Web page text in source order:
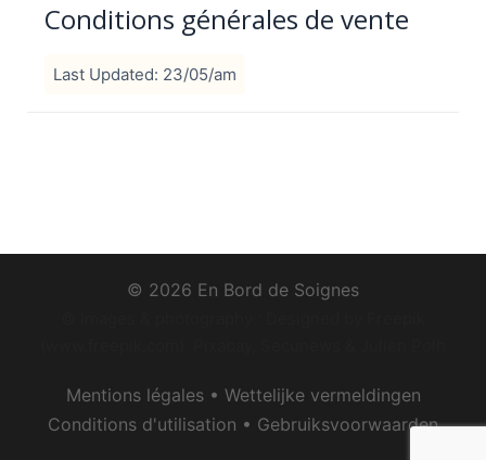
Conditions générales de vente
Last Updated: 23/05/am
© 2026 En Bord de Soignes
Mentions légales• Wettelijke vermeldingen
Conditions d'utilisation • Gebruiksvoorwaarden